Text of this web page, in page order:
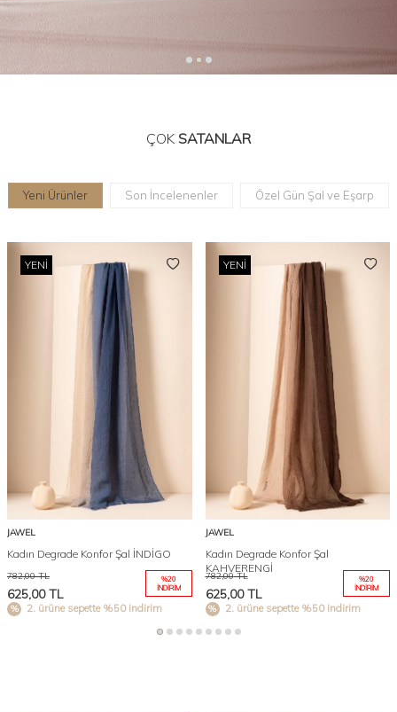
ÇOK SATANLAR
Yeni Ürünler Son İncelenenler Özel Gün Şal ve Eşarp
YENI
JAWEL
Kadın Degrade Konfor Şal İNDİGO
782,00TL
625,00TL
%20
İNDIRIM
2. ürüne sepette %50 indirim
YENI
JAWEL
Kadın Degrade Konfor Şal
KAHVERENGİ
782,00TL
625,00TL
%20
İNDIRIM
2. ürüne sepette %50 indirim